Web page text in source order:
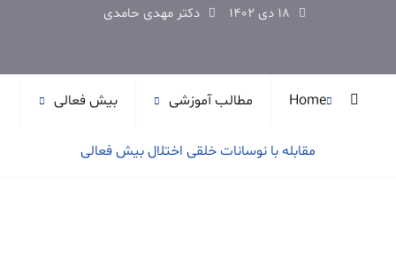
18 دی 1402 دکتر مهدی حامدی
Home مطالب آموزشی بیش فعالی
مقابله با نوسانات خلقی اختلال بیش فعالی